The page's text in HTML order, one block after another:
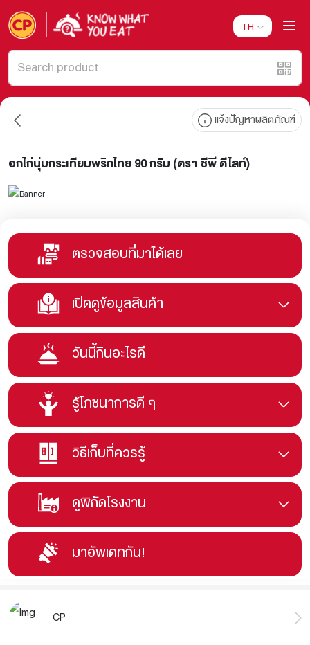
TH
แจ้งปัญหาผลิตภัณฑ์
อกไก่นุ่มกระเทียมพริกไทย 90 กรัม (ตรา ซีพี ดีไลท์)
ตรวจสอบที่มาได้เลย
เปิดดูข้อมูลสินค้า
วันนี้กินอะไรดี
รู้โภชนาการดี ๆ
วิธีเก็บที่ควรรู้
ดูพิกัดโรงงาน
มาอัพเดทกัน!
CP